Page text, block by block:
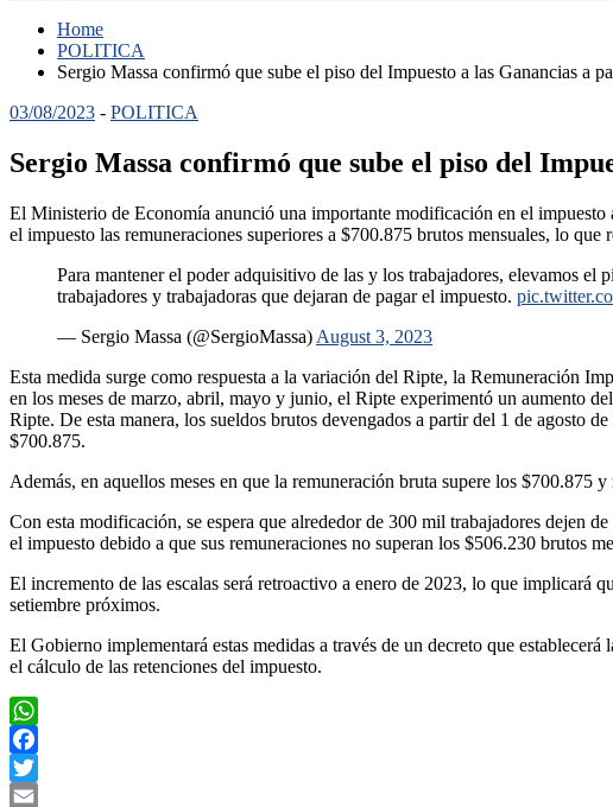
Home
POLITICA
Sergio Massa confirmó que sube el piso del Impuesto a las Ganancias a
03/08/2023 - POLITICA
Sergio Massa confirmó que sube el piso del
El Ministerio de Economía anunció una importante modificación en el impuesto
el impuesto las remuneraciones superiores a $700.875 brutos mensuales, lo
Para mantener el poder adquisitivo de las y los trabajadores, elevamos
trabajadores y trabajadoras que dejaran de pagar el impuesto.
— Sergio Massa (@SergioMassa) August 3, 2023
Esta medida surge como respuesta a la variación del Ripte, la Remuneración
en los meses de marzo, abril, mayo y junio, el Ripte experimentó un aumento
Ripte. De esta manera, los sueldos brutos devengados a partir del 1 de agosto
$700.875.
Además, en aquellos meses en que la remuneración bruta supere los $700.875
Con esta modificación, se espera que alrededor de 300 mil trabajadores dejen
el impuesto debido a que sus remuneraciones no superan los $506.230 brutos
El incremento de las escalas será retroactivo a enero de 2023, lo que implicará
setiembre próximos.
El Gobierno implementará estas medidas a través de un decreto que
el cálculo de las retenciones del impuesto.
WhatsApp
Facebook
Twitter